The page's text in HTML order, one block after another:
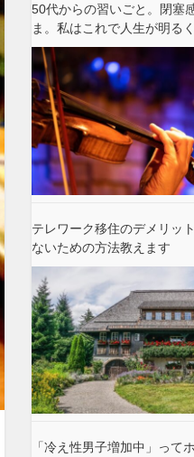
50代からの習いごと。閉塞
ま。私はこれで人生が明る
テレワーク移住のデメリッ
ないための方法教えます
「冷え性男子増加中」って